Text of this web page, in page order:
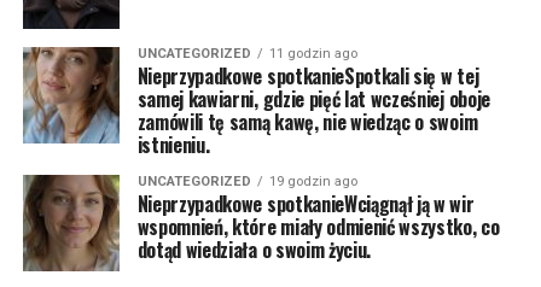
UNCATEGORIZED 11 godzin ago
Nieprzypadkowe spotkanieSpotkali się w tej
samej kawiarni, gdzie pięć lat wcześniej oboje
zamówili tę samą kawę, nie wiedząc o swoim
istnieniu.
UNCATEGORIZED 19 godzin ago
Nieprzypadkowe spotkanieWciągnął ją w wir
wspomnień, które miały odmienić wszystko, co
dotąd wiedziała o swoim życiu.